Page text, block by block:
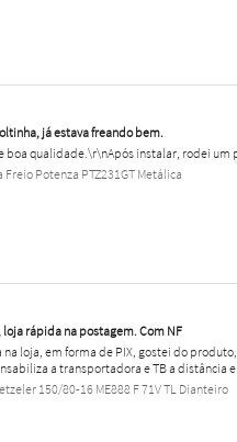
já estava freando bem.
boa qualidade.\r\nApós instalar, rodei um
Potenza PTZ231GT Metálica
rápida na postagem. Com NF
loja, em forma de PIX, gostei do
a transportadora e TB a
150/80-16 ME888 F 71V TL Dianteiro